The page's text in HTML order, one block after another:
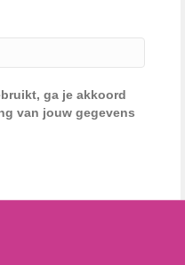
ga je akkoord
van jouw gegevens